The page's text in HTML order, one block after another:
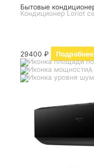
Бытовые
Кондиционер Loriot
29400₽
Подробнее
A